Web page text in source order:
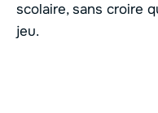
scolaire, sans croire
jeu.